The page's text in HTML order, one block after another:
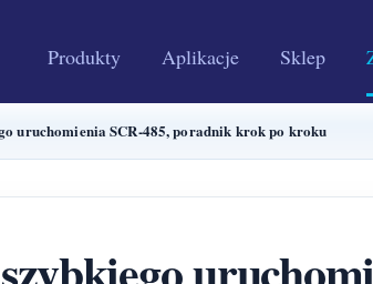
Produkty Aplikacje Sklep
uruchomienia SCR-485, poradnik krok po kroku